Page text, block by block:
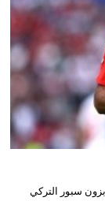
سبور التركي